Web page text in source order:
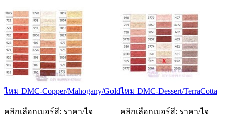
ไหม DMC-Copper/Mahogany/Gold
คลิกเลือกเบอร์สี: ราคา/ไจ
ไหม DMC-Dessert/TerraCotta
คลิกเลือกเบอร์สี: ราคา/ไจ